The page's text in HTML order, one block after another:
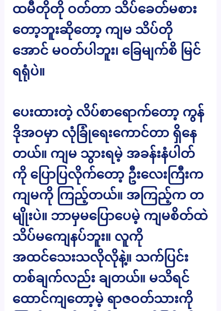
ထမီတိုတို ဝတ်တာ သိပ်ခေတ်မစား
တော့ဘူးဆိုတော့ ကျမ သိပ်တို
အောင် မဝတ်ပါဘူး၊ ခြေမျက်စိ မြင်
ရရုံပဲ။
ပေးထားတဲ့ လိပ်စာရောက်တော့ ကွန်
ဒိုအဝမှာ လုံခြုံရေးကောင်တာ ရှိနေ
တယ်။ ကျမ သွားရမဲ့ အခန်းနံပါတ်
ကို ပြောပြလိုက်တော့ ဦးလေးကြီးက
ကျမကို ကြည့်တယ်။ အကြည့်က တ
မျိုးပဲ။ ဘာမှမပြောပေမဲ့ ကျမစိတ်ထဲ
သိပ်မကျေနပ်ဘူး။ လူကို
အထင်သေးသလိုလိုနဲ့။ သက်ပြင်း
တစ်ချက်လည်း ချတယ်။ မသိရင်
ထောင်ကျတော့မဲ့ ရာဇဝတ်သားကို